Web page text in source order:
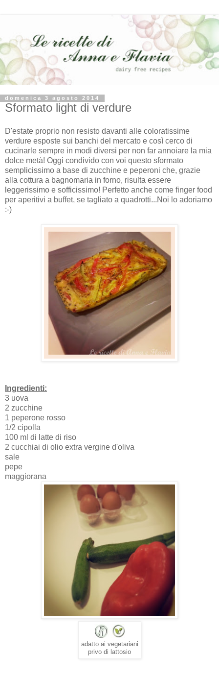
domenica 3 agosto 2014
Sformato light di verdure
D'estate proprio non resisto davanti alle coloratissime
verdure esposte sui banchi del mercato e così cerco di
cucinarle sempre in modi diversi per non far annoiare la mia
dolce metà! Oggi condivido con voi questo sformato
semplicissimo a base di zucchine e peperoni che, grazie
alla cottura a bagnomaria in forno, risulta essere
leggerissimo e sofficissimo! Perfetto anche come finger food
per aperitivi a buffet, se tagliato a quadrotti...Noi lo adoriamo
:-)
Ingredienti:
3 uova
2 zucchine
1 peperone rosso
1/2 cipolla
100 ml di latte di riso
2 cucchiai di olio extra vergine d'oliva
sale
pepe
maggiorana
adatto ai vegetariani
privo di lattosio